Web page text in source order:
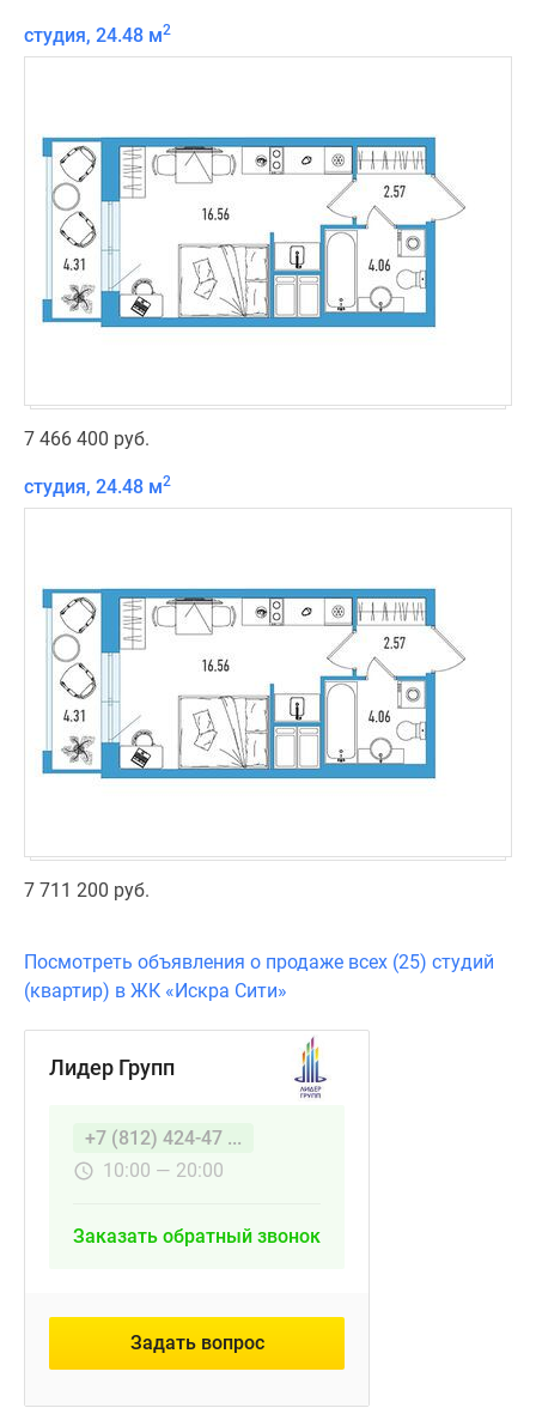
студия, 24.48 м2
7 466 400 руб.
студия, 24.48 м2
7 711 200 руб.
Посмотреть объявления о продаже всех (25) студий
(квартир) в ЖК «Искра Сити»
Лидер Групп
+7 (812) 424-47 ...
10:00 — 20:00
Заказать обратный звонок
Задать вопрос